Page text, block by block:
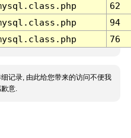
62
94
76
记录, 由此给您带来的访问不便我
意.